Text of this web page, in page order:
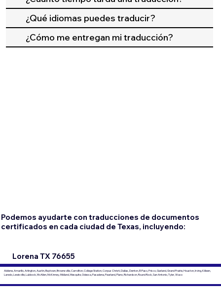
¿Qué idiomas puedes traducir?
¿Cómo me entregan mi traducción?
Podemos ayudarte con traducciones de documentos
certificados en cada ciudad de Texas, incluyendo:
Lorena TX 76655
Abilene, Amarillo, Arlington, Austin, Baytown, Brownsville, Carrollton, College Station, Corpus Christi, Dallas, Denton, El Paso, Frisco, Garland, Grand Prairie, Houston, Irving, Killeen,
Laredo, Lewisville, Lubbock, McAllen, McKinney, Midland, Mesquite, Odessa, Pasadena, Pearland, Plano, Richardson, Round Rock, San Antonio, Tyler, Waco